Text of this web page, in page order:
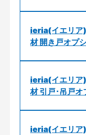
ieria(イエリア)
材 開き戸オプ
ieria(イエリア)
材 引戸･吊戸オ
ieria(イエリア)